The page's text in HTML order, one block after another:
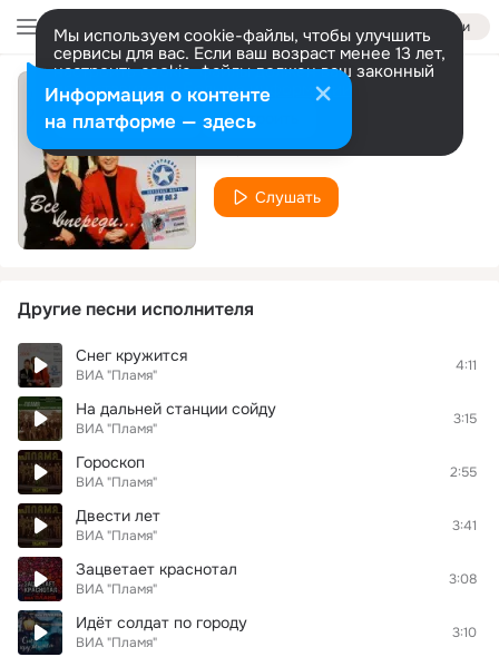
Войти
Мы используем cookie-файлы, чтобы улучшить
сервисы для вас. Если ваш возраст менее 13 лет,
настроить cookie-файлы должен ваш законный
представитель. Больше информации
Разрешить все Настроить
Времена года
Пламя
Слушать
Другие песни исполнителя
Снег кружится
ВИА "Пламя"
4:11
На дальней станции сойду
ВИА "Пламя"
3:15
Гороскоп
ВИА "Пламя"
2:55
Двести лет
ВИА "Пламя"
3:41
Зацветает краснотал
ВИА "Пламя"
3:08
Идёт солдат по городу
ВИА "Пламя"
3:10
Информация о контенте
на платформе — здесь